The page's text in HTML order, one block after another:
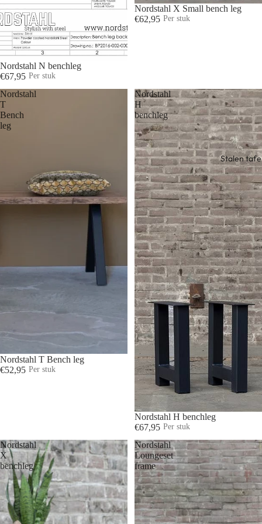
Stalen
UITVERKOOP
Nordstahl N benchleg
€67,95 Per stuk
UITVERKOOP
Nordstahl X Small bench leg
€62,95 Per stuk
Nordstahl
T
Bench
leg
UITVERKOOP
Nordstahl T Bench leg
€52,95 Per stuk
Nordstahl
H
benchleg
UITVERKOOP
Nordstahl H benchleg
€67,95 Per stuk
Nordstahl
X
benchleg
Nordstahl
Loungeset
frame